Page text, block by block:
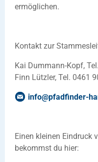
ermöglichen.
Kontakt zur
Kai Dummann-Kopf,
Finn Lützler, Tel. 0461
info@pfadfinder-
Einen kleinen Eindruck
bekommst du hier: